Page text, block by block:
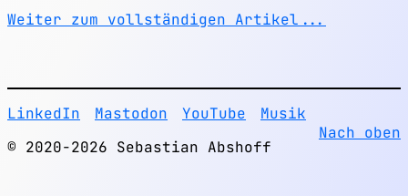
Weiter zum vollständigen Artikel...
LinkedIn Mastodon YouTube
Musik
Nach oben
© 2020-2026 Sebastian Abshoff